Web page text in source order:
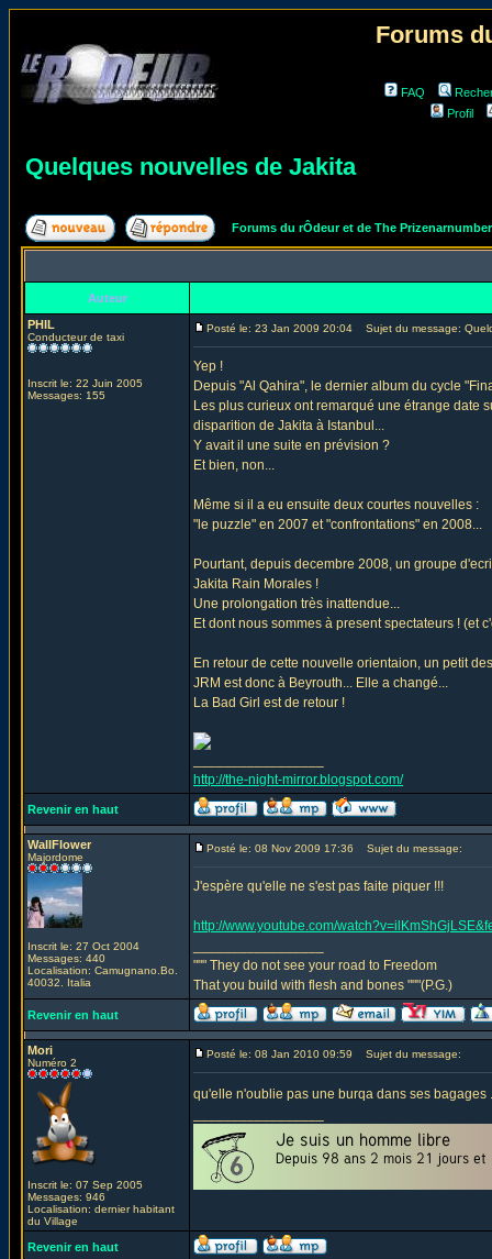
Forums
FAQ
Profil
Quelques nouvelles de Jakita
Forums du rÔdeur et de The
Auteur
PHIL
Conducteur de taxi
Inscrit le: 22 Juin 2005
Messages: 155
Posté le: 23 Jan 2009 20:04 Sujet du message:
Yep !
Depuis "Al Qahira", le dernier album du cycle
Les plus curieux ont remarqué une étrange date
disparition de Jakita à Istanbul...
Y avait il une suite en prévision ?
Et bien, non...
Même si il a eu ensuite deux courtes nouvelles :
"le puzzle" en 2007 et "confrontations" en 2008...
Pourtant, depuis decembre 2008, un groupe
Jakita Rain Morales !
Une prolongation très inattendue...
Et dont nous sommes à present spectateurs ! (et
En retour de cette nouvelle orientaion, un petit
JRM est donc à Beyrouth... Elle a changé...
La Bad Girl est de retour !
http://the-night-mirror.blogspot.com/
Revenir en haut
WallFlower
Majordome
Inscrit le: 27 Oct 2004
Messages: 440
Localisation: Camugnano.Bo.
40032. Italia
Posté le: 08 Nov 2009 17:36 Sujet du message:
J'espère qu'elle ne s'est pas faite piquer !!!
http://www.youtube.com/
""" They do not see your road to Freedom
That you build with flesh and bones """(P.G.)
Revenir en haut
Mori
Numéro 2
Inscrit le: 07 Sep 2005
Messages: 946
Localisation: dernier habitant
du Village
Posté le: 08 Jan 2010 09:59 Sujet du message:
qu'elle n'oublie pas une burqa dans ses bagages
Revenir en haut